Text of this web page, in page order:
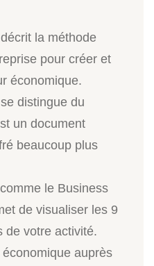
la méthode
pour créer et
économique.
distingue du
un document
beaucoup plus
le Business
de visualiser les 9
de votre activité.
auprès